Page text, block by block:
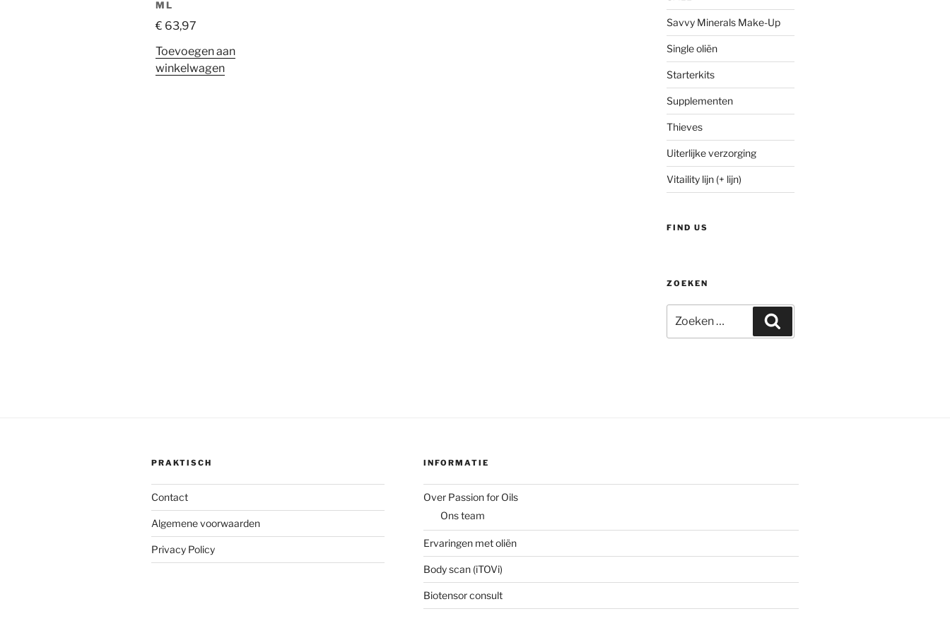
ML
€ 63,97
Toevoegen aan
winkelwagen
Savvy Minerals Make-Up
Single oliën
Starterkits
Supplementen
Thieves
Uiterlijke verzorging
Vitaility lijn (+ lijn)
FIND US
ZOEKEN
naar:
PRAKTISCH
Contact
Algemene voorwaarden
Privacy Policy
INFORMATIE
Over Passion for Oils
Ons team
Ervaringen met oliën
Body scan (iTOVi)
Biotensor consult